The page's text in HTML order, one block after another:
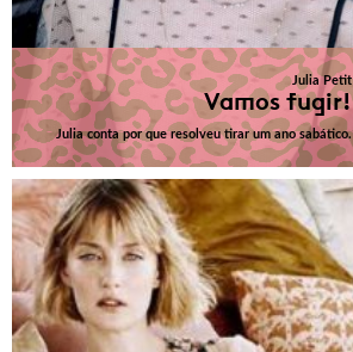
Julia Petit
Vamos fugir!
Julia conta por que resolveu tirar um ano sabático.